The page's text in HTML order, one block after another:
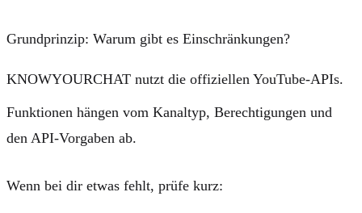
Grundprinzip: Warum gibt es Einschränkungen?
KNOWYOURCHAT nutzt die offiziellen YouTube-APIs.
Funktionen hängen vom Kanaltyp, Berechtigungen und
den API-Vorgaben ab.
Wenn bei dir etwas fehlt, prüfe kurz: